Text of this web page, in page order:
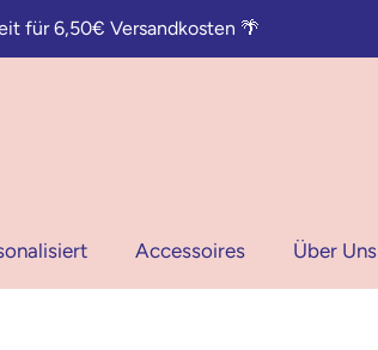
für 6,50€ Versandkosten 🌴
Accessoires Über Uns